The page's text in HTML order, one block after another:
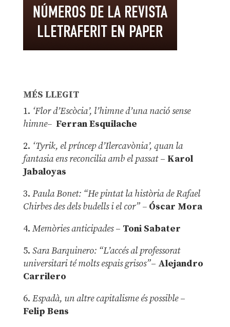
MÉS LLEGIT
1. ‘Flor d’Escòcia’, l’himne d’una nació sense
himne– Ferran Esquilache
2. ‘Tyrik, el príncep d’Ilercavònia’, quan la
fantasia ens reconcilia amb el passat– Karol
Jabaloyas
3. Paula Bonet: “He pintat la història de Rafael
Chirbes des dels budells i el cor” –Óscar Mora
4. Memòries anticipades– Toni Sabater
5. Sara Barquinero: “L’accés al professorat
universitari té molts espais grisos”– Alejandro
Carrilero
6. Espadà, un altre capitalisme és possible –
Felip Bens